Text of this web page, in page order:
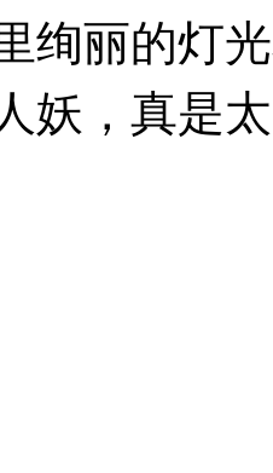
绚丽的灯
妖，真是